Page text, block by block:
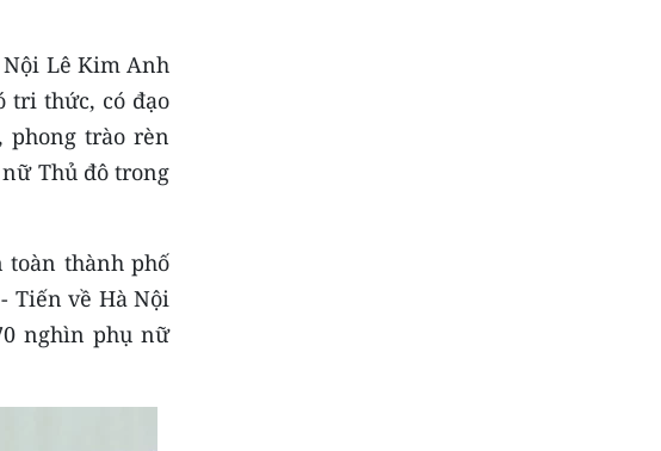
Lê Kim Anh
tri thức, có đạo
phong trào rèn
Thủ đô trong
toàn thành phố
Tiến về Hà Nội
nghìn phụ nữ